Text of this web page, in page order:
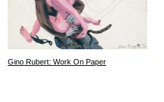
Gino Rubert: Work On Paper